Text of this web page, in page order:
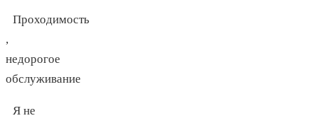
Проходимость
,
недорогое
обслуживание
Я не